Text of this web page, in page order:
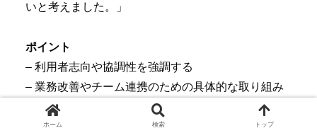
いと考えました。」
ポイント
– 利用者志向や協調性を強調する
– 業務改善やチーム連携のための具体的な取り組み
を述べる
– 長期的なキャリア形成意欲を伝える
ホーム 検索 トップ